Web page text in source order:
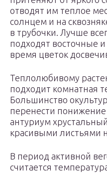
отводят им теплое
солнцем и на
в трубочки. Лучше
подходят восточные
время цветок
Теплолюбивому
подходит комнатная
Большинство
перенести понижение
антуриум
красивыми листьями
В период активной
считается